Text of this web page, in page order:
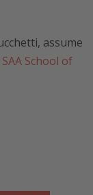
assume
SAA School of